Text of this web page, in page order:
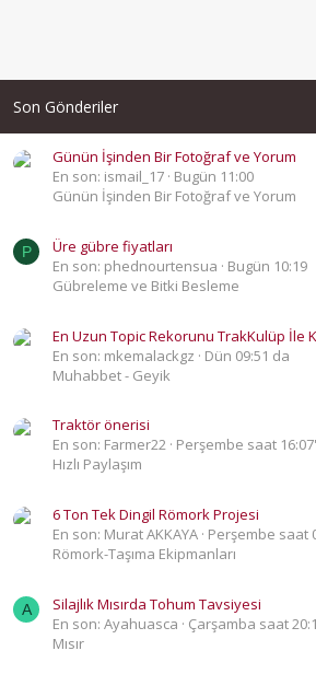
Son Gönderiler
Günün İşinden Bir Fotoğraf ve Yorum
En son: ismail_17 Bugün 11:00
Günün İşinden Bir Fotoğraf ve Yorum
P
Üre gübre fiyatları
En son: phednourtensua
Bugün 10:19
Gübreleme ve Bitki Besleme
En Uzun Topic Rekorunu TrakKulüp İle
En son: mkemalackgz
Dün 09:51 da
Muhabbet - Geyik
Traktör önerisi
En son: Farmer22 Perşembe saat
Hızlı Paylaşım
6 Ton Tek Dingil Römork Projesi
En son: Murat AKKAYA Perşembe saat
Römork-Taşıma Ekipmanları
A
Silajlık Mısırda Tohum Tavsiyesi
En son: Ayahuasca
Çarşamba saat
Mısır